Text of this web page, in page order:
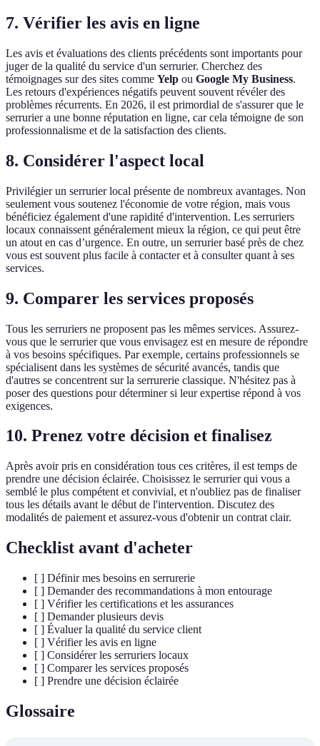
7. Vérifier les avis en ligne
Les avis et évaluations des clients précédents sont importants pour
juger de la qualité du service d'un serrurier. Cherchez des
témoignages sur des sites comme Yelp ou Google My Business.
Les retours d'expériences négatifs peuvent souvent révéler des
problèmes récurrents. En 2026, il est primordial de s'assurer que le
serrurier a une bonne réputation en ligne, car cela témoigne de son
professionnalisme et de la satisfaction des clients.
8. Considérer l'aspect local
Privilégier un serrurier local présente de nombreux avantages. Non
seulement vous soutenez l'économie de votre région, mais vous
bénéficiez également d'une rapidité d'intervention. Les serruriers
locaux connaissent généralement mieux la région, ce qui peut être
un atout en cas d’urgence. En outre, un serrurier basé près de chez
vous est souvent plus facile à contacter et à consulter quant à ses
services.
9. Comparer les services proposés
Tous les serruriers ne proposent pas les mêmes services. Assurez-
vous que le serrurier que vous envisagez est en mesure de répondre
à vos besoins spécifiques. Par exemple, certains professionnels se
spécialisent dans les systèmes de sécurité avancés, tandis que
d'autres se concentrent sur la serrurerie classique. N'hésitez pas à
poser des questions pour déterminer si leur expertise répond à vos
exigences.
10. Prenez votre décision et finalisez
Après avoir pris en considération tous ces critères, il est temps de
prendre une décision éclairée. Choisissez le serrurier qui vous a
semblé le plus compétent et convivial, et n'oubliez pas de finaliser
tous les détails avant le début de l'intervention. Discutez des
modalités de paiement et assurez-vous d'obtenir un contrat clair.
Checklist avant d'acheter
[ ] Définir mes besoins en serrurerie
[ ] Demander des recommandations à mon entourage
[ ] Vérifier les certifications et les assurances
[ ] Demander plusieurs devis
[ ] Évaluer la qualité du service client
[ ] Vérifier les avis en ligne
[ ] Considérer les serruriers locaux
[ ] Comparer les services proposés
[ ] Prendre une décision éclairée
Glossaire